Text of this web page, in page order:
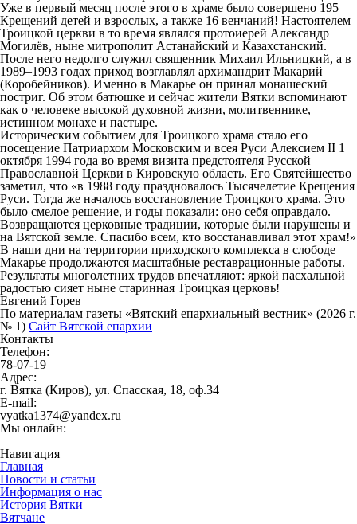
Уже в первый месяц после этого в храме было совершено 195
Крещений детей и взрослых, а также 16 венчаний! Настоятелем
Троицкой церкви в то время являлся протоиерей Александр
Могилёв, ныне митрополит Астанайский и Казахстанский.
После него недолго служил священник Михаил Ильницкий, а в
1989–1993 годах приход возглавлял архимандрит Макарий
(Коробейников). Именно в Макарье он принял монашеский
постриг. Об этом батюшке и сейчас жители Вятки вспоминают
как о человеке высокой духовной жизни, молитвеннике,
истинном монахе и пастыре.
Историческим событием для Троицкого храма стало его
посещение Патриархом Московским и всея Руси Алексием II 1
октября 1994 года во время визита предстоятеля Русской
Православной Церкви в Кировскую область. Его Святейшество
заметил, что «в 1988 году праздновалось Тысячелетие Крещения
Руси. Тогда же началось восстановление Троицкого храма. Это
было смелое решение, и годы показали: оно себя оправдало.
Возвращаются церковные традиции, которые были нарушены и
на Вятской земле. Спасибо всем, кто восстанавливал этот храм!»
В наши дни на территории приходского комплекса в слободе
Макарье продолжаются масштабные реставрационные работы.
Результаты многолетних трудов впечатляют: яркой пасхальной
радостью сияет ныне старинная Троицкая церковь!
Евгений Горев
По материалам газеты «Вятский епархиальный вестник» (2026 г.
№ 1) Сайт Вятской епархии
Контакты
Телефон:
78-07-19
Адрес:
г. Вятка (Киров), ул. Спасская, 18, оф.34
E-mail:
vyatka1374@yandex.ru
Мы онлайн:
Навигация
Главная
Новости и статьи
Информация о нас
История Вятки
Вятчане